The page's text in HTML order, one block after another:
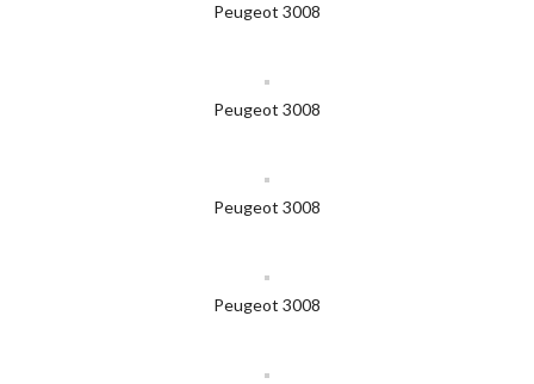
Peugeot 3008
Peugeot 3008
Peugeot 3008
Peugeot 3008